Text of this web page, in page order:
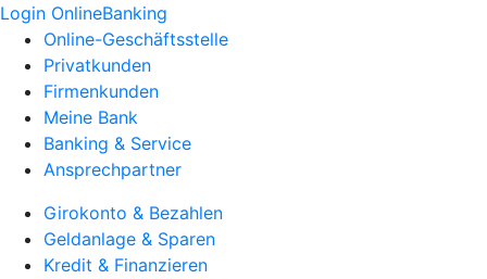
Login OnlineBanking
Online-Geschäftsstelle
Privatkunden
Firmenkunden
Meine Bank
Banking & Service
Ansprechpartner
Girokonto & Bezahlen
Geldanlage & Sparen
Kredit & Finanzieren